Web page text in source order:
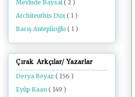
Mevlude Baysal ( 2 )
Architeuthis Dux ( 1 )
Barış Anteplioğlu ( 1 )
Çırak Arkçılar/ Yazarlar
Derya Beyaz ( 156 )
Eyüp Kaan ( 149 )